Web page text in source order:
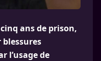
ans de prison,
l’usage de